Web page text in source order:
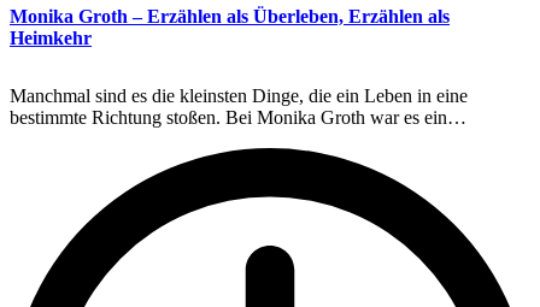
Monika Groth – Erzählen als Überleben, Erzählen als
Heimkehr
Manchmal sind es die kleinsten Dinge, die ein Leben in eine
bestimmte Richtung stoßen. Bei Monika Groth war es ein…